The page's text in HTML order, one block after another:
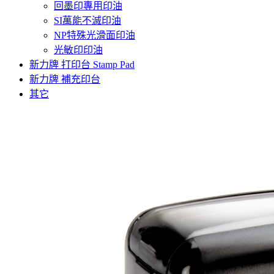
回墨印專用印油
SI萬能不滅印油
NP特殊光滑面印油
光敏印印油
新力牌 打印台 Stamp Pad
新力牌 補充印台
其它